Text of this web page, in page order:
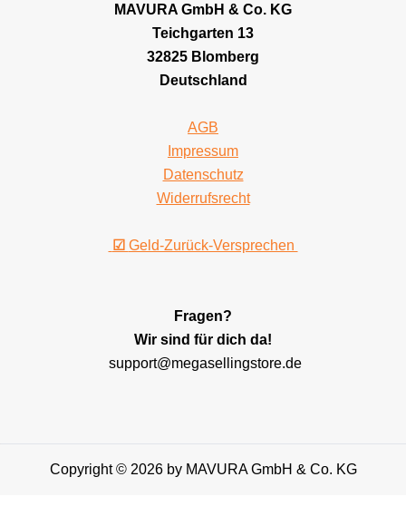
MAVURA GmbH & Co. KG
Teichgarten 13
32825 Blomberg
Deutschland
AGB
Impressum
Datenschutz
Widerrufsrecht
☑ Geld-Zurück-Versprechen
Fragen?
Wir sind für dich da!
support@megasellingstore.de
Copyright © 2026 by MAVURA GmbH & Co. KG